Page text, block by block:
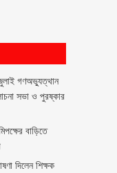
জুলাই গণঅভ্যুত্থান
সভা ও পুরষ্কার
বাড়িতে
দিলেন শিক্ষক